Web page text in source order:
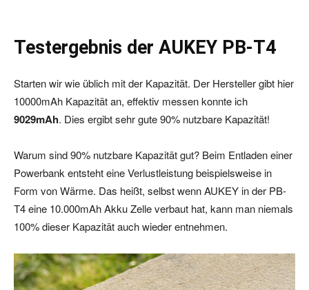
Testergebnis der AUKEY PB-T4
Starten wir wie üblich mit der Kapazität. Der Hersteller gibt hier
10000mAh Kapazität an, effektiv messen konnte ich
9029mAh. Dies ergibt sehr gute 90% nutzbare Kapazität!
Warum sind 90% nutzbare Kapazität gut? Beim Entladen einer
Powerbank entsteht eine Verlustleistung beispielsweise in
Form von Wärme. Das heißt, selbst wenn AUKEY in der PB-
T4 eine 10.000mAh Akku Zelle verbaut hat, kann man niemals
100% dieser Kapazität auch wieder entnehmen.